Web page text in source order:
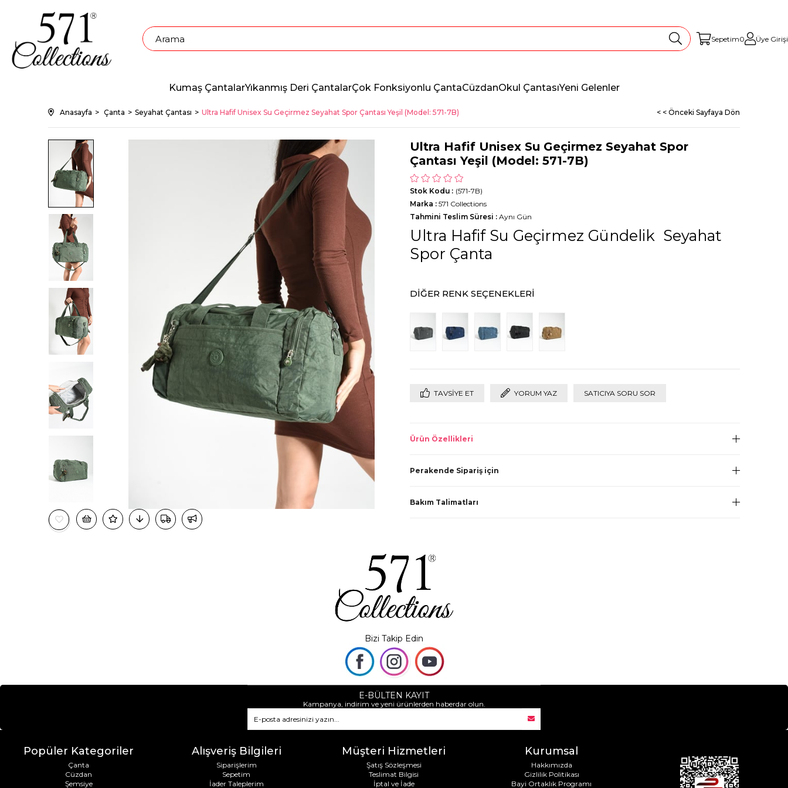
Sepetim0 Üye Girişi
Kumaş ÇantalarYıkanmış Deri ÇantalarÇok Fonksiyonlu ÇantaCüzdanOkul ÇantasıYeni Gelenler
Anasayfa Çanta Seyahat Çantası Ultra Hafif Unisex Su Geçirmez Seyahat Spor Çantası Yeşil (Model: 571-7B) < < Önceki Sayfaya Dön
Ultra Hafif Unisex Su Geçirmez Seyahat Spor
Çantası Yeşil (Model: 571-7B)
(571-7B)
Stok Kodu
Marka : 571 Collections
Tahmini Teslim Süresi : Aynı Gün
Ultra Hafif Su Geçirmez Gündelik Seyahat
Spor Çanta
DIĞER RENK SEÇENEKLERI
TAVSIYE ET YORUM YAZ SATICIYA SORU SOR
Ürün Özellikleri
Perakende Sipariş için
Bakım Talimatları
Bizi Takip Edin
E-BÜLTEN KAYIT
Kampanya, indirim ve yeni ürünlerden haberdar olun.
Popüler Kategoriler
Çanta
Cüzdan
Şemsiye
Alışveriş Bilgileri
Siparişlerim
Sepetim
İader Taleplerim
Müşteri Hizmetleri
Şatış Sözleşmesi
Teslimat Bilgisi
İptal ve İade
Kurumsal
Hakkımızda
Gizlilik Politikası
Bayi Ortaklık Programı